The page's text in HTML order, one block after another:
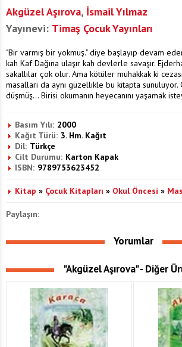
Akgüzel Aşırova, İsmail Yılmaz
Yayınevi: Timaş Çocuk Yayınları
"Bir varmış bir yokmuş." diye başlayıp devam
kah Kaf Dağına ulaşır kah devlerle savaşır.
sakallılar çok olur. Ama kötüler muhakkak ki
masalları da aynı güzellikle bu kitapta sunuluyor.
düşmüş... Birisi okumanın heyecanını yaşamak
Basım Yılı: 2000
Kağıt Türü: 3. Hm. Kağıt
Dil: Türkçe
Cilt Durumu: Karton Kapak
ISBN: 9789753623452
Kitap » Çocuk Kitapları » Okul Öncesi »
Paylaşın:
Yorumlar
"Akgüzel Aşırova" - Diğer